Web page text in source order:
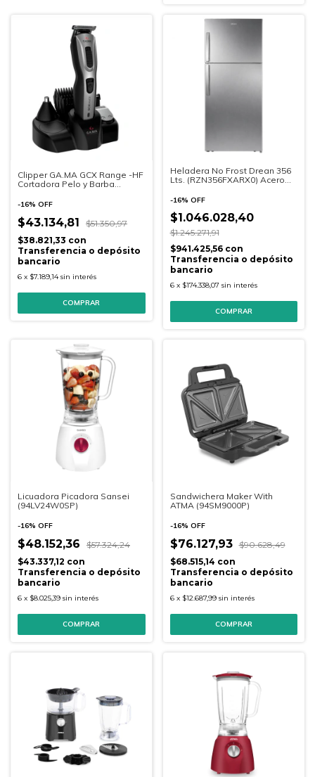
Clipper GA.MA GCX Range -HF
Cortadora Pelo y Barba
-16% OFF
$43.134,81
$51.350,97
$38.821,33 con
Transferencia o depósito
bancario
6 x $7.189,14 sin interés
Heladera No Frost Drean 356
Lts. (RZN356FXARX0) Acero
-16% OFF
$1.046.028,40
$1.245.271,91
$941.425,56 con
Transferencia o depósito
bancario
6 x $174.338,07 sin interés
Licuadora Picadora Sansei
(94LV24W0SP)
-16% OFF
$48.152,36
$57.324,24
$43.337,12 con
Transferencia o depósito
bancario
6 x $8.025,39 sin interés
COMPRAR
Sandwichera Maker With
ATMA (94SM9000P)
-16% OFF
$76.127,93 $90.628,49
$68.515,14 con
Transferencia o depósito
bancario
6 x $12.687,99 sin interés
COMPRAR